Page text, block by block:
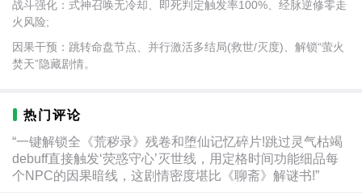
战斗强化：式神召唤无冷却、即死判定触发率100%、经脉逆修零走
火风险;
因果干预：跳转命盘节点、并行激活多结局(救世/灭度)、解锁“萤火
焚天”隐藏剧情。
热门评论
“一键解锁全《荒秽录》残卷和堕仙记忆碎片!跳过灵气枯竭
debuff直接触发‘荧惑守心’灭世线，用定格时间功能细品每
个NPC的因果暗线，这剧情密度堪比《聊斋》解谜书!”